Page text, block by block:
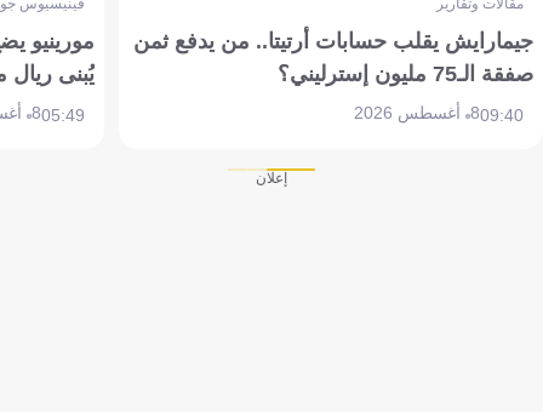
مقالات وتقارير
جيمارايش يقلب حسابات أرتيتا.. من يدفع ثمن
صفقة الـ75 مليون إسترليني؟
09:408 أغسطس 2026
فينيسيوس
مورينيو
يُبنى ريال
05:498 أغسطس 2026
إعلان